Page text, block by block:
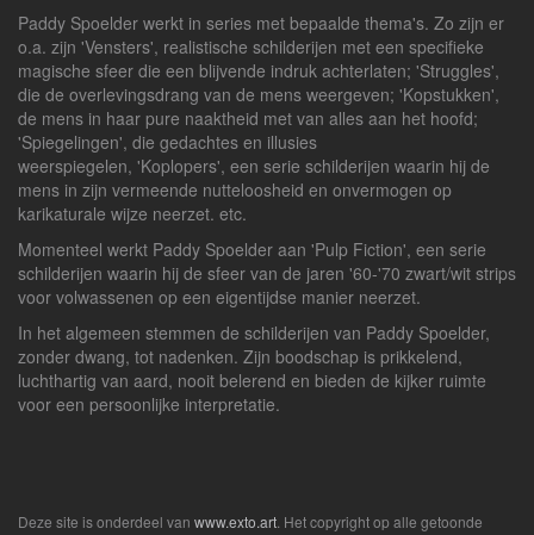
Paddy Spoelder werkt in series met bepaalde thema's. Zo zijn er
o.a. zijn 'Vensters', realistische schilderijen met een specifieke
magische sfeer die een blijvende indruk achterlaten; 'Struggles',
die de overlevingsdrang van de mens weergeven; 'Kopstukken',
de mens in haar pure naaktheid met van alles aan het hoofd;
'Spiegelingen', die gedachtes en illusies
weerspiegelen, 'Koplopers', een serie schilderijen waarin hij de
mens in zijn vermeende nutteloosheid en onvermogen op
karikaturale wijze neerzet. etc.
Momenteel werkt Paddy Spoelder aan 'Pulp Fiction', een serie
schilderijen waarin hij de sfeer van de jaren '60-'70 zwart/wit strips
voor volwassenen op een eigentijdse manier neerzet.
In het algemeen stemmen de schilderijen van Paddy Spoelder,
zonder dwang, tot nadenken. Zijn boodschap is prikkelend,
luchthartig van aard, nooit belerend en bieden de kijker ruimte
voor een persoonlijke interpretatie.
Deze site is onderdeel van www.exto.art . Het copyright op alle getoonde